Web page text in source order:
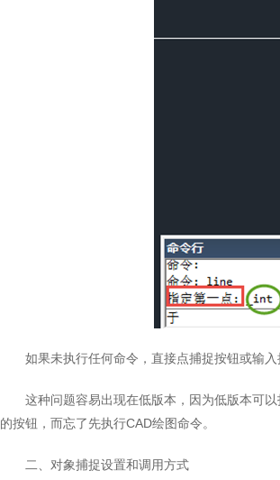
如果未执行任何命令，直接点捕捉按钮或输入
这种问题容易出现在低版本，因为低版本可
的按钮，而忘了先执行CAD绘图命令。
二、对象捕捉设置和调用方式